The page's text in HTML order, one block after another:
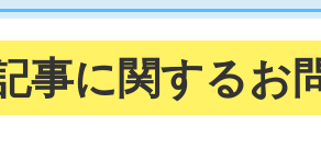
事に関するお